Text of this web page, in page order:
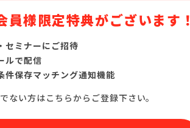
員様限定特典がございます！
セミナーにご招待
ルで配信
件保存マッチング通知機能
ない方はこちらからご登録下さい。